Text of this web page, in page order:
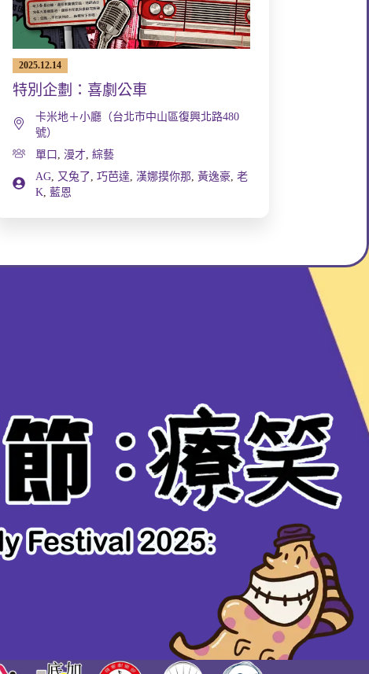
2025.12.14
特別企劃：喜劇公車
卡米地＋小廳（台北市中山區復興北路480
號）
單口 , 漫才, 綜藝
AG, 又兔了, 巧芭達, 漢娜摸你那, 黃逸豪, 老
K, 藍恩